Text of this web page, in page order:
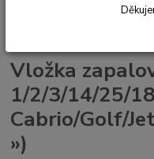
VW Transporter T.25
Vložka
1/2/3/14/25/
Cabrio/Golf/
»)